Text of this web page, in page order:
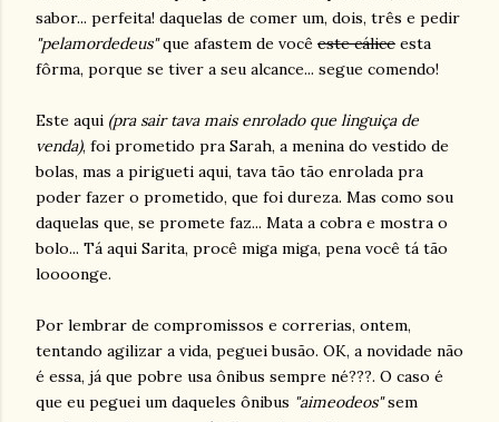
sabor... perfeita! daquelas de comer um, dois, três e pedir
"pelamordedeus"que afastem de você este cálice esta
fôrma, porque se tiver a seu alcance... segue comendo!
Este aqui (pra sair tava mais enrolado que linguiça de
venda), foi prometido pra Sarah, a menina do vestido de
bolas, mas a pirigueti aqui, tava tão tão enrolada pra
poder fazer o prometido, que foi dureza. Mas como sou
daquelas que, se promete faz... Mata a cobra e mostra o
bolo... Tá aqui Sarita, procê miga miga, pena você tá tão
loooonge.
Por lembrar de compromissos e correrias, ontem,
tentando agilizar a vida, peguei busão. OK, a novidade não
é essa, já que pobre usa ônibus sempre né???. O caso é
que eu peguei um daqueles ônibus "aimeodeos"sem